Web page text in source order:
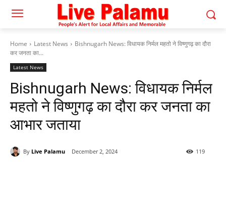
Home Latest News
Bishnugarh News: विधायक निर्मल महतो ने विष्णुगढ़ का दौरा
कर जनता का...
Latest News
Bishnugarh News: विधायक निर्मल
महतो ने विष्णुगढ़ का दौरा कर जनता का
आभार जताया
By Live Palamu December 2, 2024 119